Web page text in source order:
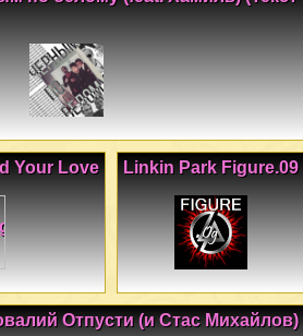
Linkin Park Figure.09
Your Love
Отпусти (и Стас Михайлов)